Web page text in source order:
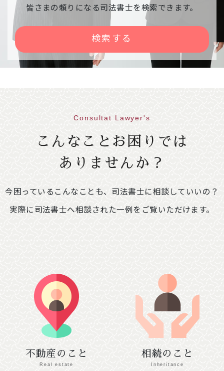
下記相談会が、雪の影響で中止になりました。
【日時】令和８年２月９日（月） １３：００
～１６：００
【会場】右京区役所京北出張所
86.1KB
2026年01月09日
「相続・遺言推進月間」司法書士による無料
【開催期間】令和８年２月１日（日）～２月２
８日（土）※ご予約不要
【綾部市】（変更前）あやべ・日東精工アリー
ナ → （変更後）綾部市I・Tビル ３階研修
室Ａ・Ｂ
２月１０日（火）
【京都市 中京区役所】（変更前）４階第１会
議室 → （変更後）３階会議室
２月１２日（木）
【京都市 北区役所】（変更前）３階第４・
皆さまの頼りになる司法書士を検索できます。
検索する
Consultat Lawyer's
こんなことお困りでは
ありませんか？
今困っているこんなことも、司法書士に相談していいの？
実際に司法書士へ相談された一例をご覧いただけます。
不動産のこと
Real estate
相続のこと
Inheritance